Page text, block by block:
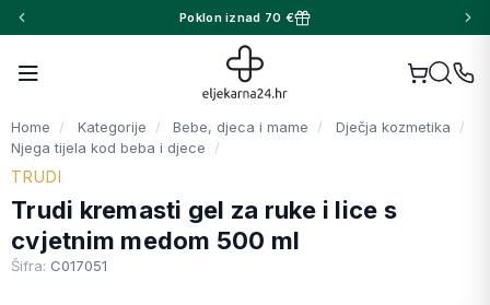
Poklon iznad 70 €
Home Kategorije Bebe, djeca i mame
Dječja kozmetika
Njega tijela kod beba i djece
TRUDI
Trudi kremasti gel za ruke i lice s
cvjetnim medom 500 ml
Šifra: C017051